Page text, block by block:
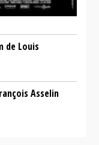
de Louis
Asselin